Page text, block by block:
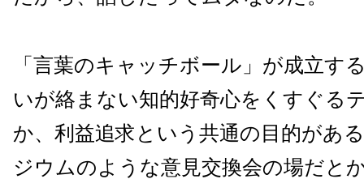
「言葉のキャッチボール」が成立す
いが絡まない知的好奇心をくすぐる
か、利益追求という共通の目的があ
ジウムのような意見交換会の場だと